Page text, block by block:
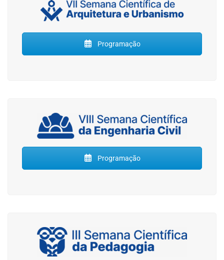
Programação
Programação